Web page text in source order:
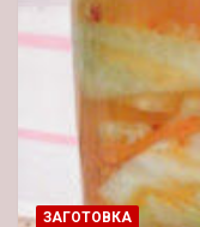
ЗАГОТОВКА